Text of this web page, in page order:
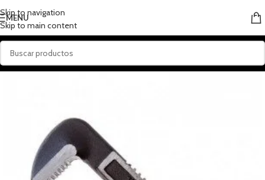
Skip to navigation
Skip to main content
MENU